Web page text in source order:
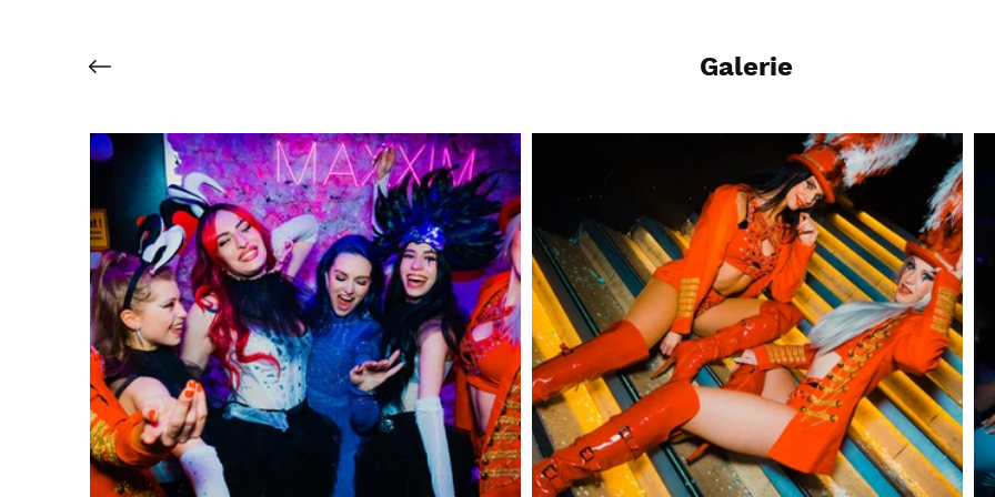
Galerie